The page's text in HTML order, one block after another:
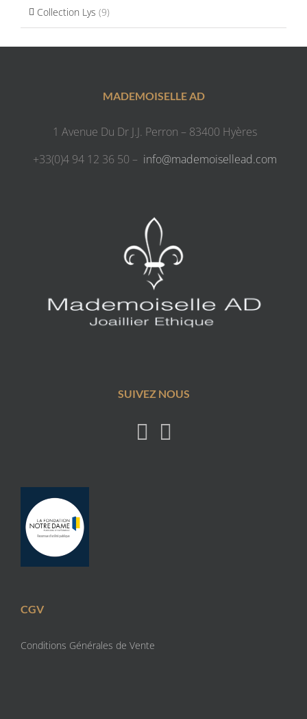
Collection Lys (9)
MADEMOISELLE AD
1 Avenue Du Dr J.J. Perron – 83400 Hyères
+33(0)4 94 12 36 50 – info@mademoisellead.com
SUIVEZ NOUS
CGV
Conditions Générales de Vente